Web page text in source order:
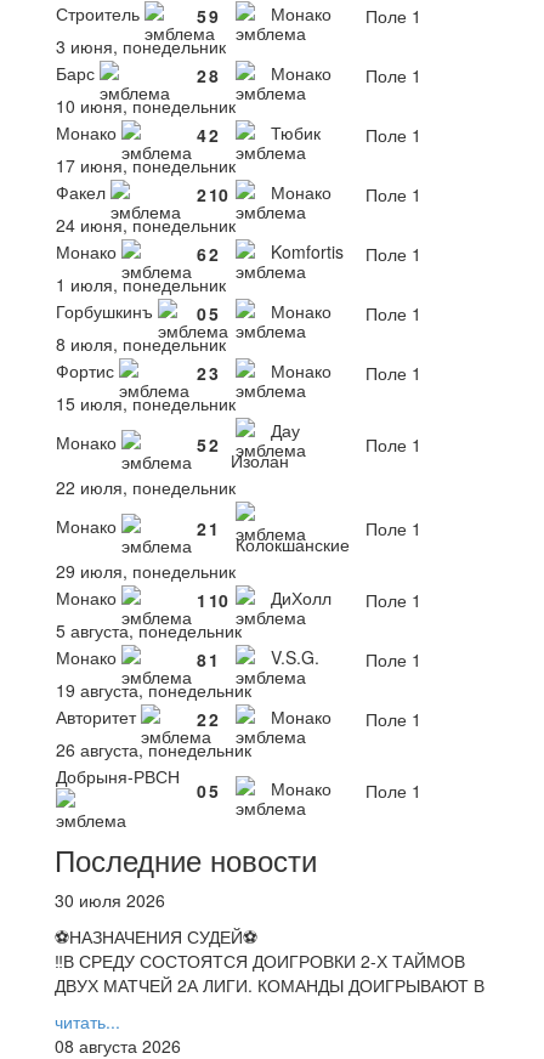
Строитель
59 Монако
Поле 1
3 июня, понедельник
Барс
28 Монако
Поле 1
10 июня, понедельник
Монако
42 Тюбик
Поле 1
17 июня, понедельник
Факел
210 Монако
Поле 1
24 июня, понедельник
Монако
62 Komfortis
Поле 1
1 июля, понедельник
Горбушкинъ
05 Монако
Поле 1
8 июля, понедельник
Фортис
23 Монако
Поле 1
15 июля, понедельник
Монако
52
Дау
Изолан
Поле 1
22 июля, понедельник
Монако
21
Колокшанские
Поле 1
29 июля, понедельник
Монако
1 10 ДиХолл
Поле 1
5 августа, понедельник
Монако
81 V.S.G.
Поле 1
19 августа, понедельник
Авторитет
22 Монако
Поле 1
26 августа, понедельник
Добрыня-РВСН
05 Монако Поле 1
Последние новости
30 июля 2026
⚽НАЗНАЧЕНИЯ СУДЕЙ⚽
‼В СРЕДУ СОСТОЯТСЯ ДОИГРОВКИ 2-Х ТАЙМОВ
ДВУХ МАТЧЕЙ 2А ЛИГИ. КОМАНДЫ ДОИГРЫВАЮТ В
читать...
08 августа 2026